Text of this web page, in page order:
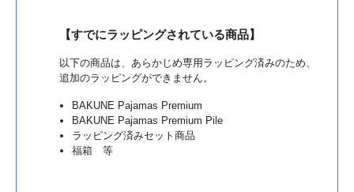
【すでにラッピングされている商品】
以下の商品は、あらかじめ専用ラッピング済みのため、
追加のラッピングができません。
BAKUNE Pajamas Premium
BAKUNE Pajamas Premium Pile
ラッピング済みセット商品
福箱 等